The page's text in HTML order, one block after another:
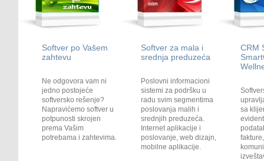
Softver po Vašem
zahtevu
Ne odgovora vam ni
jedno postojeće
softversko rešenje?
Napravićemo softver u
potpunosti skrojen
prema Vašim
potrebama i zahtevima.
Softver za mala i
srednja preduzeća
Poslovni informacioni
sistemi za podršku u
radu svim segmentima
poslovanja malih i
srednjih preduzeća.
Internet aplikacije i
poslovanje, web dizajn,
mobilne aplikacije.
CRM
sa